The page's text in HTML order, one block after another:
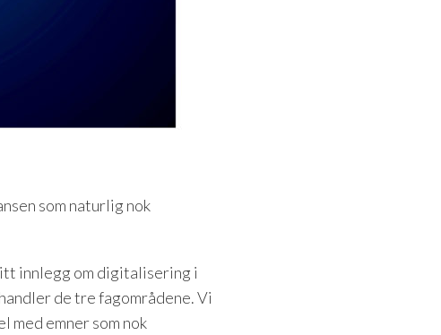
som naturlig nok
innlegg om digitalisering i
de tre fagområdene. Vi
med emner som nok